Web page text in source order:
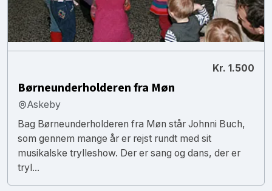
Kr. 1.500
Børneunderholderen fra Møn
Askeby
Bag Børneunderholderen fra Møn står Johnni Buch,
som gennem mange år er rejst rundt med sit
musikalske trylleshow. Der er sang og dans, der er
tryl...